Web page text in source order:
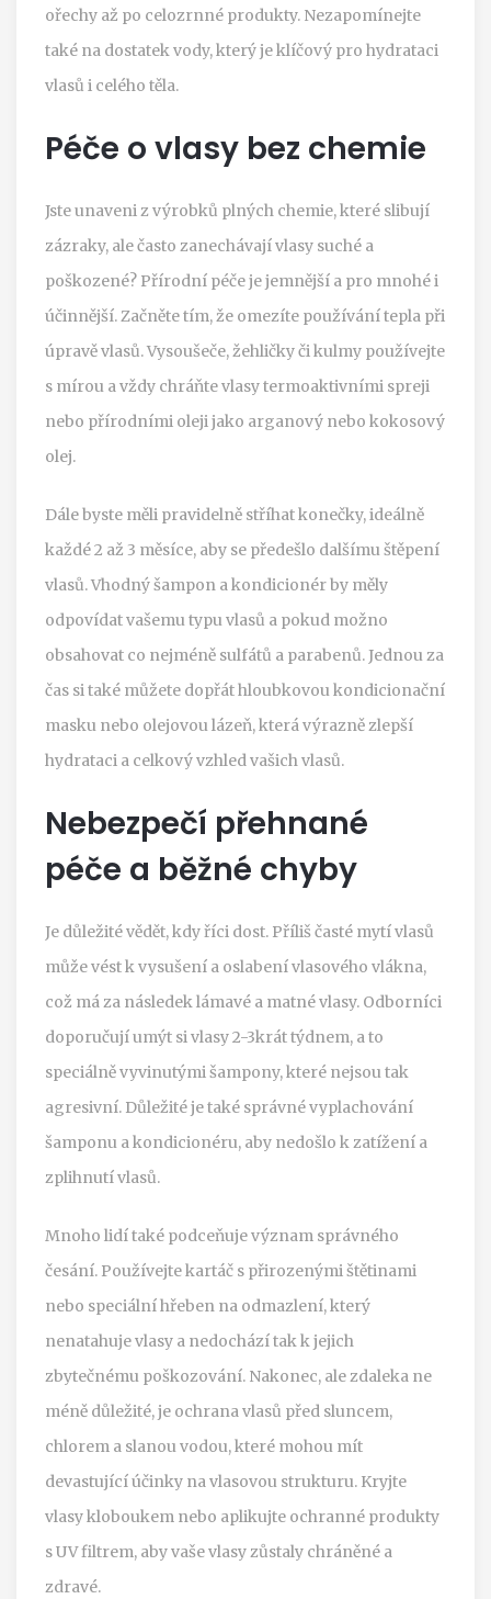
ořechy až po celozrnné produkty. Nezapomínejte
také na dostatek vody, který je klíčový pro hydrataci
vlasů i celého těla.
Péče o vlasy bez chemie
Jste unaveni z výrobků plných chemie, které slibují
zázraky, ale často zanechávají vlasy suché a
poškozené? Přírodní péče je jemnější a pro mnohé i
účinnější. Začněte tím, že omezíte používání tepla při
úpravě vlasů. Vysoušeče, žehličky či kulmy používejte
s mírou a vždy chráňte vlasy termoaktivními spreji
nebo přírodními oleji jako arganový nebo kokosový
olej.
Dále byste měli pravidelně stříhat konečky, ideálně
každé 2 až 3 měsíce, aby se předešlo dalšímu štěpení
vlasů. Vhodný šampon a kondicionér by měly
odpovídat vašemu typu vlasů a pokud možno
obsahovat co nejméně sulfátů a parabenů. Jednou za
čas si také můžete dopřát hloubkovou kondicionační
masku nebo olejovou lázeň, která výrazně zlepší
hydrataci a celkový vzhled vašich vlasů.
Nebezpečí přehnané
péče a běžné chyby
Je důležité vědět, kdy říci dost. Příliš časté mytí vlasů
může vést k vysušení a oslabení vlasového vlákna,
což má za následek lámavé a matné vlasy. Odborníci
doporučují umýt si vlasy 2-3krát týdnem, a to
speciálně vyvinutými šampony, které nejsou tak
agresivní. Důležité je také správné vyplachování
šamponu a kondicionéru, aby nedošlo k zatížení a
zplihnutí vlasů.
Mnoho lidí také podceňuje význam správného
česání. Používejte kartáč s přirozenými štětinami
nebo speciální hřeben na odmazlení, který
nenatahuje vlasy a nedochází tak k jejich
zbytečnému poškozování. Nakonec, ale zdaleka ne
méně důležité, je ochrana vlasů před sluncem,
chlorem a slanou vodou, které mohou mít
devastující účinky na vlasovou strukturu. Kryjte
vlasy kloboukem nebo aplikujte ochranné produkty
s UV filtrem, aby vaše vlasy zůstaly chráněné a
zdravé.